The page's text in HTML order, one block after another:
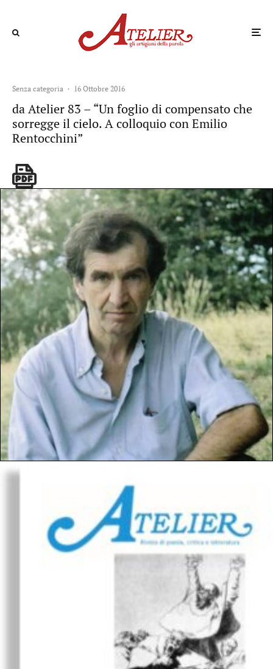
Senza categoria · 16 Ottobre 2016
da Atelier 83 – “Un foglio di compensato che
sorregge il cielo. A colloquio con Emilio
Rentocchini”